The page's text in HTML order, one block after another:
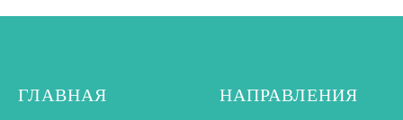
ГЛАВНАЯ НАПРАВЛЕНИЯ